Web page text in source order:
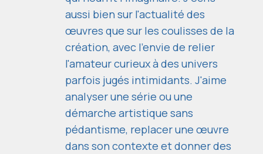
aussi bien sur l'actualité des
œuvres que sur les coulisses de la
création, avec l'envie de relier
l'amateur curieux à des univers
parfois jugés intimidants. J'aime
analyser une série ou une
démarche artistique sans
pédantisme, replacer une œuvre
dans son contexte et donner des